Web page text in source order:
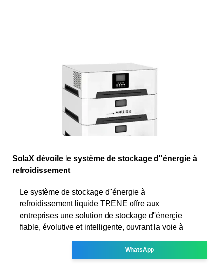
SolaX dévoile le système de stockage d''énergie à
refroidissement
Le système de stockage d''énergie à
refroidissement liquide TRENE offre aux
entreprises une solution de stockage d''énergie
fiable, évolutive et intelligente, ouvrant la voie à
WhatsApp